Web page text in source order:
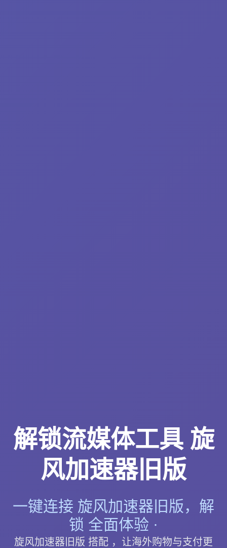
解锁流媒体工具 旋
风加速器旧版
一键连接 旋风加速器旧版，解
锁 全面体验 ·
旋风加速器旧版 搭配 ，让海外购物与支付更